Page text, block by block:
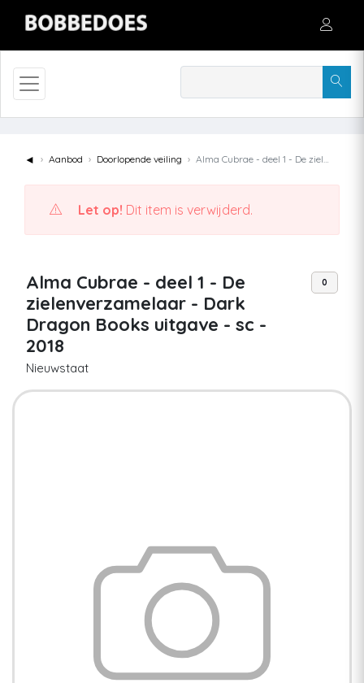
◄ Aanbod Doorlopende veiling Alma Cubrae - deel 1 - De zielenverzamelaar - Dark Dragon Books uitgave - sc - 2018
Let op! Dit item is verwijderd.
Alma Cubrae - deel 1 - De
zielenverzamelaar - Dark
Dragon Books uitgave - sc -
2018
Nieuwstaat
0